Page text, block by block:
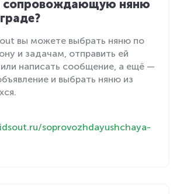
сопровождающую няню
вы можете выбрать няню по
и задачам, отправить ей
написать сообщение, а ещё —
и выбрать няню из
soprovozhdayushchaya-